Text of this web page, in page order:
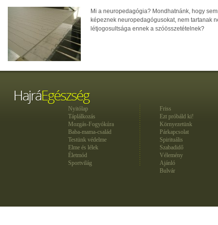
Mi a neuropedagógia? Mondhatnánk, hogy
képeznek neuropedagógusokat, nem tartanak
létjogosultsága ennek a szóösszetételnek?
Nyitólap
Táplálkozás
Mozgás-Fogyókúra
Baba-mama-család
Testünk védelme
Elme és lélek
Életmód
Sportvilág
Friss
Ezt próbáld ki!
Környezetünk
Párkapcsolat
Spirituális
Szabadidő
Vélemény
Ajánló
Bulvár